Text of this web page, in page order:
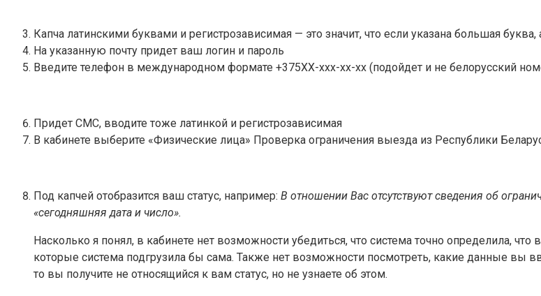
Капча латинскими буквами и регистрозависимая — это значит, что если указана большая
На указанную почту придет ваш логин и пароль
Введите телефон в международном формате +375ХХ-ххх-хх-хх (подойдет и не белорусский
Придет СМС, вводите тоже латинкой и регистрозависимая
В кабинете выберите «Физические лица» Проверка ограничения выезда из Республики
Под капчей отобразится ваш статус, например: В отношении Вас отсутствуют сведения об
«сегодняшняя дата и число».
Насколько я понял, в кабинете нет возможности убедиться, что система точно определила,
которые система подгрузила бы сама. Также нет возможности посмотреть, какие данные вы
то вы получите не относящийся к вам статус, но не узнаете об этом.